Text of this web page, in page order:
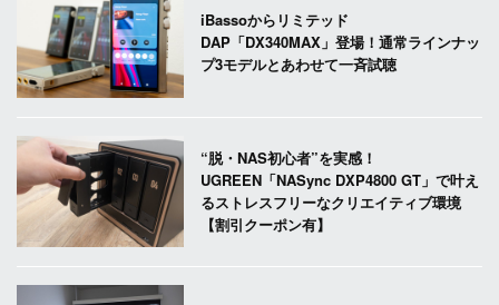
iBassoからリミテッド
DAP「DX340MAX」登場！通常ラインナッ
プ3モデルとあわせて一斉試聴
“脱・NAS初心者”を実感！
UGREEN「NASync DXP4800 GT」で叶え
るストレスフリーなクリエイティブ環境
【割引クーポン有】